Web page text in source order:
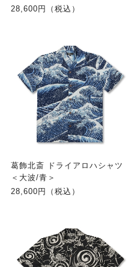
28,600円（税込）
葛飾北斎 ドライアロハシャツ
＜大波/青＞
28,600円（税込）